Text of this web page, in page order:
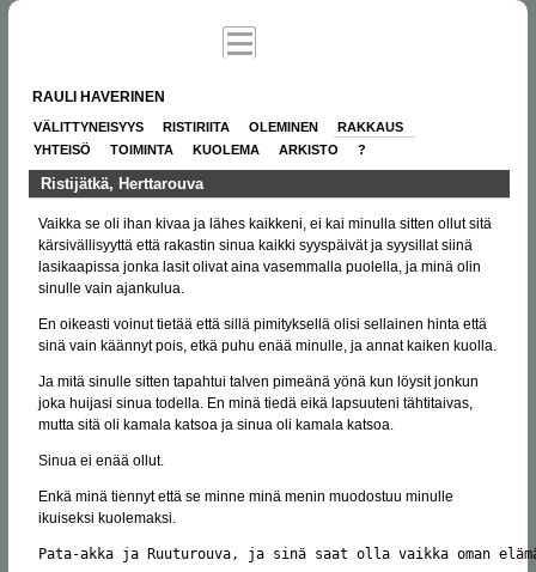
RAULI HAVERINEN
VÄLITTYNEISYYS RISTIRIITA OLEMINEN
RAKKAUS
YHTEISÖ
TOIMINTA KUOLEMA ARKISTO ?
Ristijätkä, Herttarouva
Vaikka se oli ihan kivaa ja lähes kaikkeni, ei kai minulla sitten ollut sitä
kärsivällisyyttä että rakastin sinua kaikki syyspäivät ja syysillat siinä
lasikaapissa jonka lasit olivat aina vasemmalla puolella, ja minä olin
sinulle vain ajankulua.
En oikeasti voinut tietää että sillä pimityksellä olisi sellainen hinta että
sinä vain käännyt pois, etkä puhu enää minulle, ja annat kaiken kuolla.
Ja mitä sinulle sitten tapahtui talven pimeänä yönä kun löysit jonkun
joka huijasi sinua todella. En minä tiedä eikä lapsuuteni tähtitaivas,
mutta sitä oli kamala katsoa ja sinua oli kamala katsoa.
Sinua ei enää ollut.
Enkä minä tiennyt että se minne minä menin muodostuu minulle
ikuiseksi kuolemaksi.
Pata-akka ja Ruuturouva, ja sinä saat olla vaikka oman